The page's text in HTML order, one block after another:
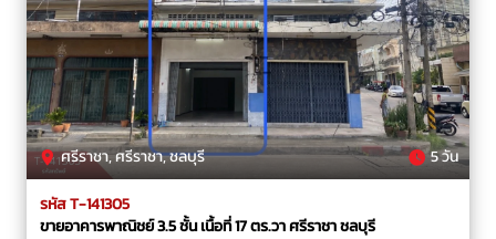
ศรีราชา, ศรีราชา, ชลบุรี 5 วัน
รหัส T-141305
ขายอาคารพาณิชย์ 3.5 ชั้น เนื้อที่ 17 ตร.วา ศรีราชา ชลบุรี